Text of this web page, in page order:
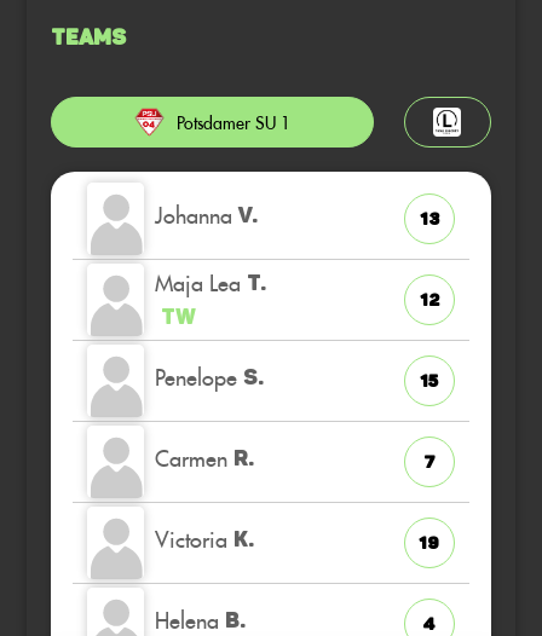
Teams
Potsdamer SU 1
Johanna V. 13
Maja Lea T.
TW
12
Penelope S. 15
Carmen R. 7
Victoria K. 19
Helena B. 4